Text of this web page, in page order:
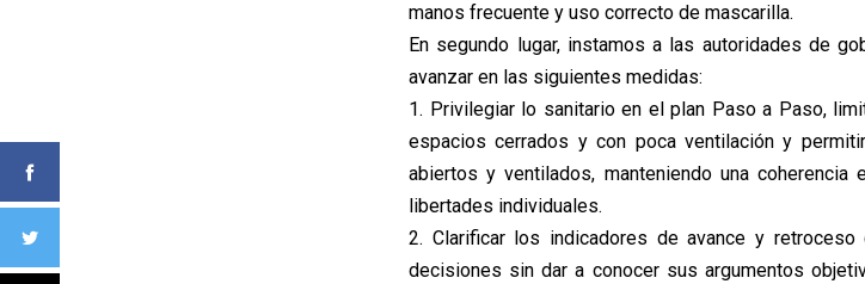
manos frecuente y uso correcto de mascarilla.
En segundo lugar, instamos a las autoridades de
avanzar en las siguientes medidas:
1. Privilegiar lo sanitario en el plan Paso a Paso,
espacios cerrados y con poca ventilación y
abiertos y ventilados, manteniendo una
libertades individuales.
2. Clarificar los indicadores de avance y
decisiones sin dar a conocer sus argumentos